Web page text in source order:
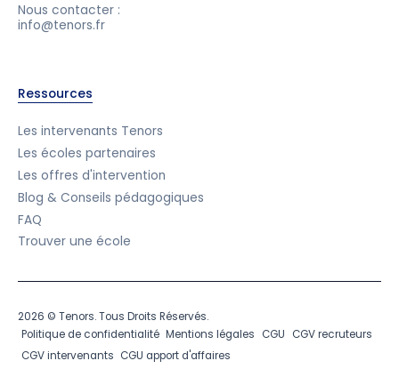
Nous contacter :
info@tenors.fr
Ressources
Les intervenants Tenors
Les écoles partenaires
Les offres d'intervention
Blog & Conseils pédagogiques
FAQ
Trouver une école
2026 © Tenors. Tous Droits Réservés.
Politique de confidentialité Mentions légales CGU CGV recruteurs
CGV intervenants CGU apport d'affaires